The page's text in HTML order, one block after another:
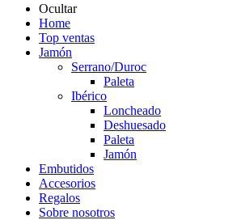
Ocultar
Home
Top ventas
Jamón
Serrano/Duroc
Paleta
Ibérico
Loncheado
Deshuesado
Paleta
Jamón
Embutidos
Accesorios
Regalos
Sobre nosotros